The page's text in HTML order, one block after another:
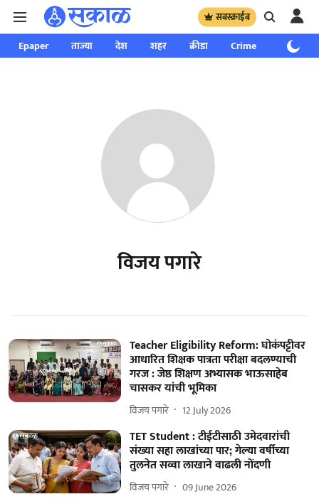
सबस्क्राईब
Epaper ताज्या देश शहर क्रीडा Crime साप्ताहिक
विजय पगारे
Teacher Eligibility Reform: घोकंपट्टीवर
आधारित शिक्षक पात्रता परीक्षा बदलण्याची
गरज : जेष्ठ शिक्षण अभ्यासक भाऊसाहेब
चासकर यांची भूमिका
विजय पगारे 12 July 2026
TET Student : टीईटीसाठी उमेदवारांची
संख्या सहा लाखांच्या पार; गेल्या वर्षीच्या
तुलनेत सव्वा लाखाने वाढली नोंदणी
विजय पगारे 09 June 2026